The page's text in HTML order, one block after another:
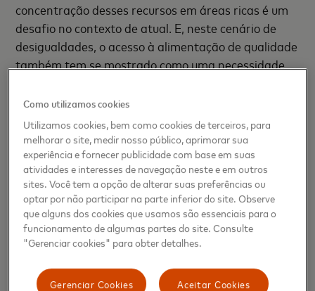
concentração desses recursos em áreas ricas é um
desafio no contexto de atual. E, neste cenário de
desigualdades, o acesso à alimentação de qualidade
também tem se mostrado como uma necessidade
“A Visão Mundial trabalha para reduzir o impacto da
COVID-19 na vida de pelo menos 72 milhões de
pessoas vulneráveis em todo o mundo, incluindo 36
milhões de crianças. No Brasil, já alcançamos mais
de 1,5 milhão de pessoas em nossa resposta à
emergência, priorizando aquelas que vivem em
vulnerabilidade e fragilidade pré-existentes.
Apoiando as crianças e suas famílias com cesta
apenas os riscos eminentes da fome causada pela
Como utilizamos cookies
Utilizamos cookies, bem como cookies de terceiros, para
melhorar o site, medir nosso público, aprimorar sua
experiência e fornecer publicidade com base em suas
atividades e interesses de navegação neste e em outros
sites. Você tem a opção de alterar suas preferências ou
optar por não participar na parte inferior do site. Observe
que alguns dos cookies que usamos são essenciais para o
funcionamento de algumas partes do site. Consulte
"Gerenciar cookies" para obter detalhes.
Aceitar Cookies
Gerenciar Cookies